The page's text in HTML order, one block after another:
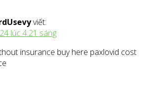
viết:
lúc 4:21 sáng
insurance buy here paxlovid cost